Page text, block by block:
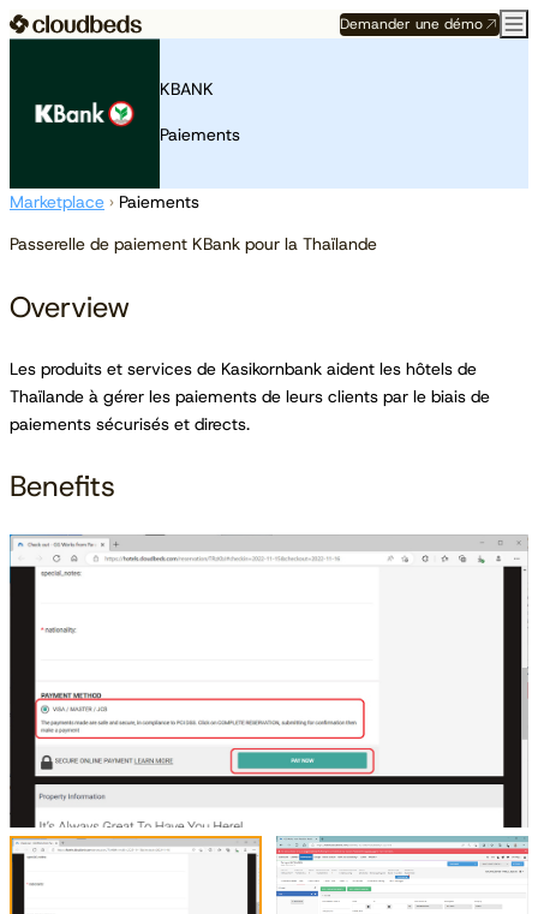
Demander une démo
KBANK
Paiements
Marketplace › Paiements
Passerelle de paiement KBank pour la Thaïlande
Overview
Les produits et services de Kasikornbank aident les hôtels de
Thaïlande à gérer les paiements de leurs clients par le biais de
paiements sécurisés et directs.
Benefits